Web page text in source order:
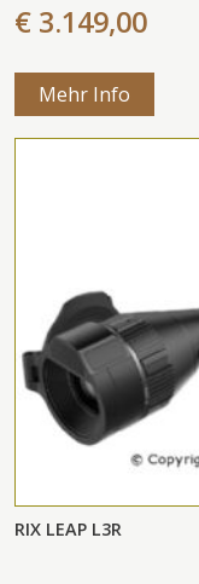
€ 3.149,00
Mehr Info
RIX LEAP L3R